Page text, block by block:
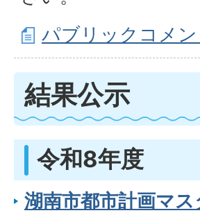
パブリックコメ
結果公示
令和8年度
湖南市都市計画マ